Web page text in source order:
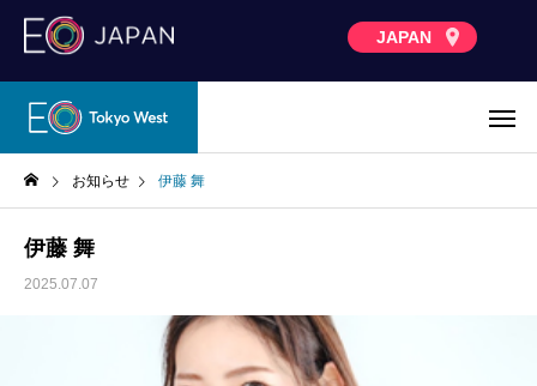
JAPAN
お知らせ 伊藤 舞
伊藤 舞
2025.07.07